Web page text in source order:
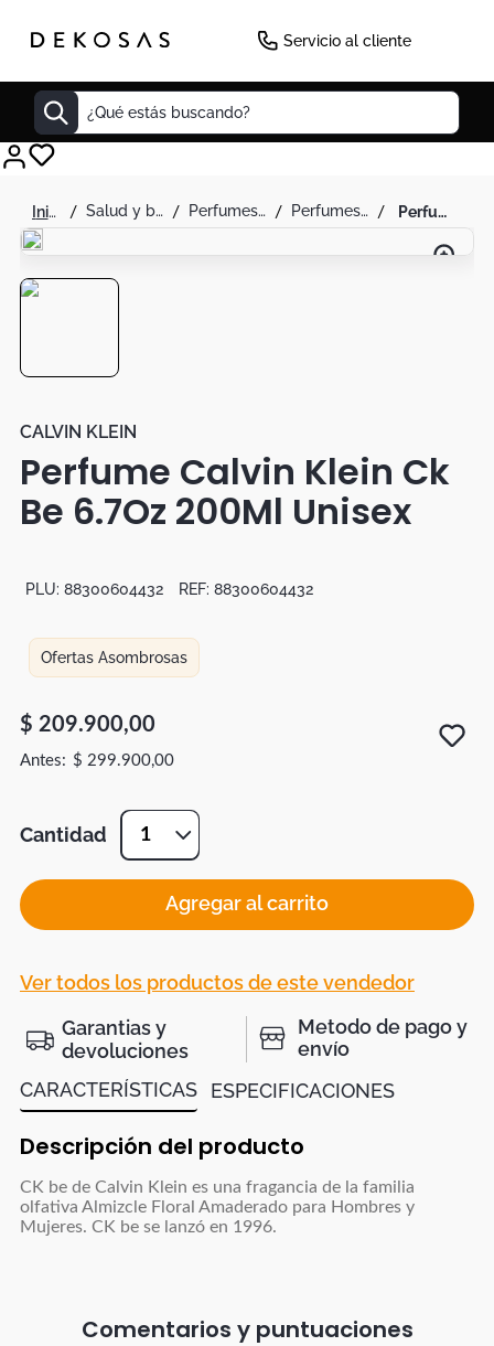
Servicio al cliente
¿Qué estás buscando?
salud y belleza perfumes y splash perfumes para hombre perfume calvin klein ck be 6.7oz 200ml unisex
CALVIN KLEIN
Perfume Calvin Klein Ck
Be 6.7Oz 200Ml Unisex
PLU: 88300604432 REF: 88300604432
Ofertas Asombrosas
$ 209.900,00
$ 299.900,00
Cantidad 1
Agregar al carrito
Ver todos los productos de este vendedor
Garantias y
devoluciones
Metodo de pago y
envío
CARACTERÍSTICAS
ESPECIFICACIONES
Descripción del producto
CK be de Calvin Klein es una fragancia de la familia
olfativa Almizcle Floral Amaderado para Hombres y
Mujeres. CK be se lanzó en 1996.
Comentarios
Decoracion
Sillas
Lamparas
Duvet
Botas